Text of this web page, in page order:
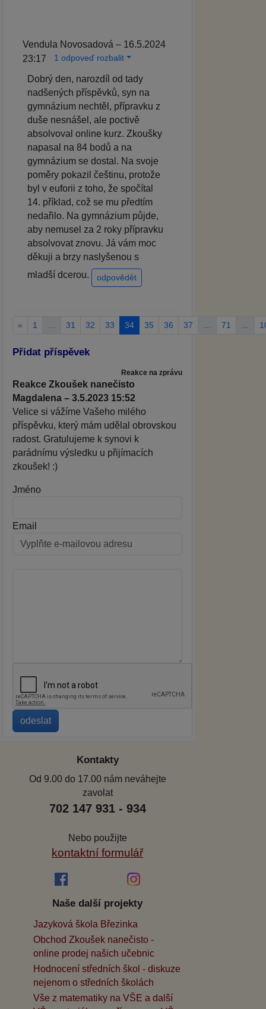
Vendula Novosadová – 16.5.2024
23:17
1 odpoveď rozbalit
Dobrý den, narozdíl od tady
nadšených příspěvků, syn na
gymnázium nechtěl, přípravku z
duše nesnášel, ale poctivě
absolvoval online kurz. Zkoušky
napasal na 84 bodů a na
gymnázium se dostal. Na svoje
poměry pokazil češtinu, protože
byl v euforii z toho, že spočítal
14. příklad, což se mu předtím
nedařilo. Na gymnázium půjde,
aby nemusel za 2 roky přípravku
absolvovat znovu. Já vám moc
děkuji a brzy naslyšenou s
mladší dcerou.
odpovědět
« 1 31 32 33 34 35 36 37 71
Přidat příspěvek
Reakce na zprávu
Reakce Zkoušek nanečisto
Magdalena – 3.5.2023 15:52
Velice si vážíme Vašeho milého
příspěvku, který mám udělal obrovskou
radost. Gratulujeme k synovi k
parádnímu výsledku u přijímacích
zkoušek! :)
Jméno
Email
Kontakty
Od 9.00 do 17.00 nám neváhejte
zavolat
702 147 931 - 934
Nebo použijte
kontaktní formulář
Naše další projekty
Jazyková škola Březinka
Obchod Zkoušek nanečisto -
online prodej našich učebnic
Hodnocení středních škol - diskuze
nejenom o středních školách
Vše z matematiky na VŠE a další